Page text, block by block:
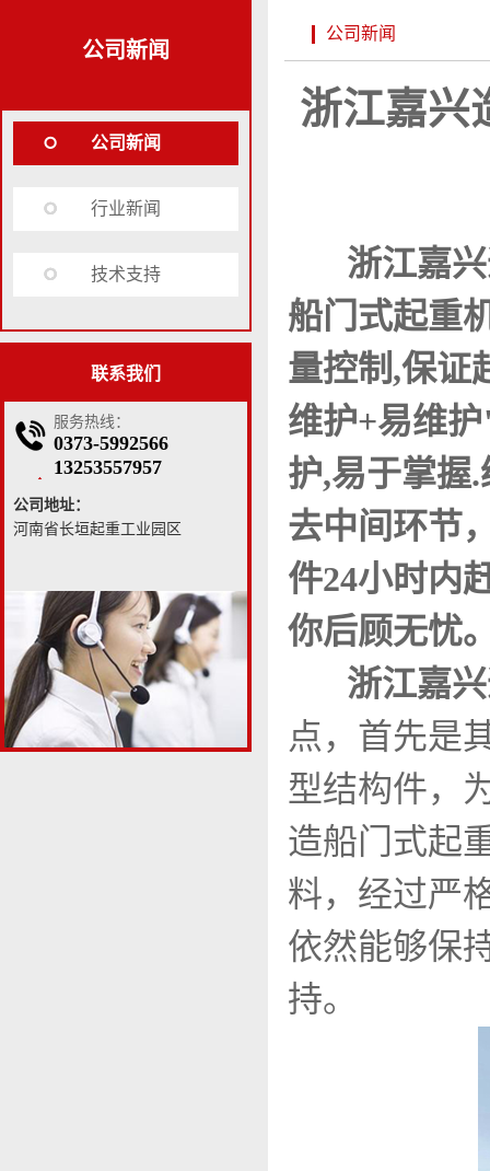
公司新闻
公司新闻
行业新闻
技术支持
联系我们
服务热线：
0373-5992566
13253557957
公司地址：
河南省长垣起重工业园区
公司新闻
浙江嘉兴
浙江嘉兴
船门式起重
量控制,保证
维护+易维
护,易于掌握
去中间环节
件24小时内
你后顾无忧
浙江嘉
点，首先是
型结构件，
造船门式起
料，经过严
依然能够保
持。